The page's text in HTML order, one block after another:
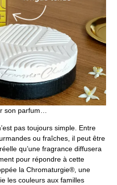
son parfum…
pas toujours simple. Entre
ou fraîches, il peut être
qu’une fragrance diffusera
pour répondre à cette
la Chromaturgie®, une
les couleurs aux familles